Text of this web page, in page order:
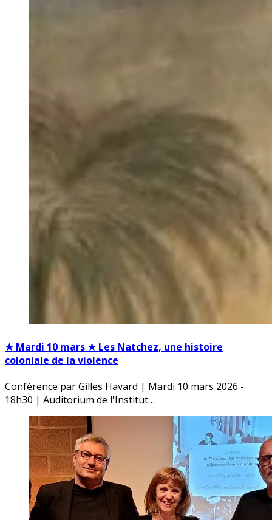
★ Mardi 10 mars ★ Les Natchez, une histoire
coloniale de la violence
Conférence par Gilles Havard | Mardi 10 mars 2026 -
18h30 | Auditorium de l'Institut…